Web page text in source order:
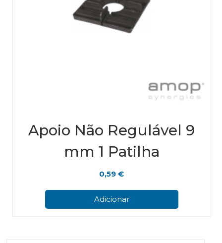
Apoio Não Regulável 9
mm 1 Patilha
0,59€
Adicionar